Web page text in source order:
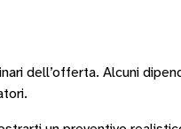
dell’offerta. Alcuni
.